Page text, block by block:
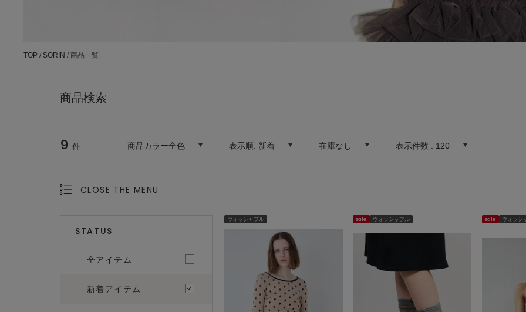
TOP / SORIN / 商品一覧
商品検索
9 件 商品カラー全色 表示順: 新着 在庫なし 表示件数 : 120
CLOSE THE MENU
STATUS
全アイテム
新着アイテム
ウォッシャブル sale ウォッシャブル sale ウォッシ